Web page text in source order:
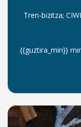
Tren-bizitza;
{{guztira_min}}